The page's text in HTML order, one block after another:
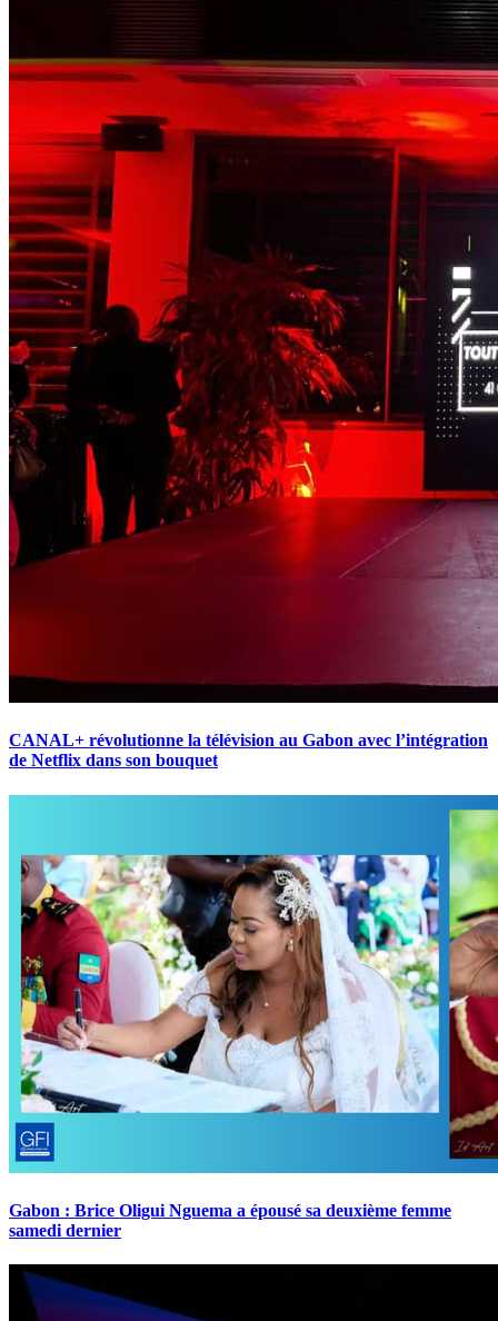
CANAL+ révolutionne la télévision au Gabon avec l’intégration
de Netflix dans son bouquet
Gabon : Brice Oligui Nguema a épousé sa deuxième femme
samedi dernier